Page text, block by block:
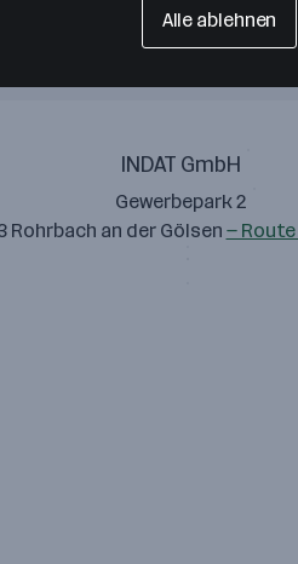
INDAT GmbH
Gewerbepark 2
Rohrbach an der Gölsen —
Alle ablehnen